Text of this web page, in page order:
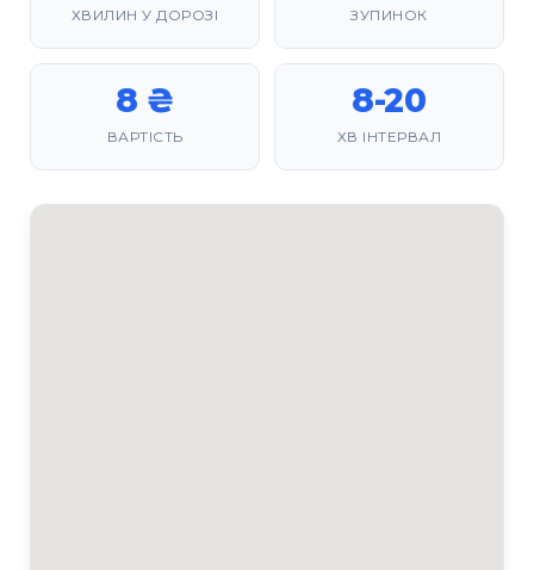
ХВИЛИН У ДОРОЗІ ЗУПИНОК
8 ₴
ВАРТІСТЬ
8-20
ХВ ІНТЕРВАЛ